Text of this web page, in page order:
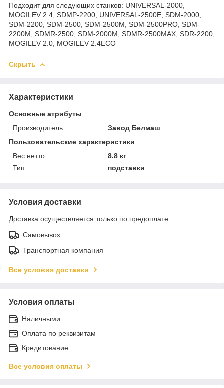
Подходит для следующих станков: UNIVERSAL-2000,
MOGILEV 2.4, SDMP-2200, UNIVERSAL-2500E, SDM-2000,
SDM-2200, SDM-2500, SDM-2500M, SDM-2500PRO, SDM-
2200M, SDMR-2500, SDM-2000M, SDMR-2500MAX, SDR-2200,
MOGILEV 2.0, MOGILEV 2.4ECO
Скрыть
Характеристики
Основные атрибуты
Производитель
Завод Белмаш
Пользовательские характеристики
Вес нетто
8.8 кг
Тип
подставки
Условия доставки
Доставка осуществляется только по предоплате.
Самовывоз
Транспортная компания
Все условия доставки
Условия оплаты
Наличными
Оплата по реквизитам
Кредитование
Все условия оплаты